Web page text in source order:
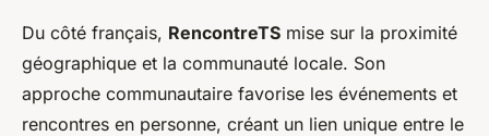
Du côté français, RencontreTS mise sur la proximité
géographique et la communauté locale. Son
approche communautaire favorise les événements et
rencontres en personne, créant un lien unique entre le